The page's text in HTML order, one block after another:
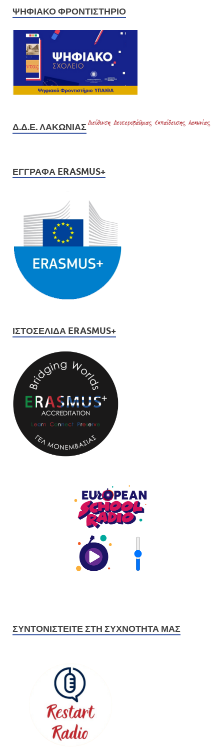
ΨΗΦΙΑΚΌ ΦΡΟΝΤΙΣΤΉΡΙΟ
Δ.Δ.Ε. ΛΑΚΩΝΊΑΣ
ΈΓΓΡΑΦΑ ERASMUS+
ΙΣΤΟΣΕΛΊΔΑ ERASMUS+
ΣΥΝΤΟΝΙΣΤΕΊΤΕ ΣΤΗ ΣΥΧΝΌΤΗΤΆ ΜΑΣ